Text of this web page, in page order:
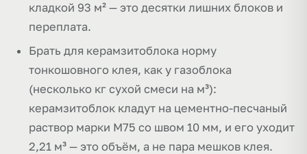
кладкой 93 м² — это десятки лишних блоков и
переплата.
Брать для керамзитоблока норму
тонкошовного клея, как у газоблока
(несколько кг сухой смеси на м³):
керамзитоблок кладут на цементно-песчаный
раствор марки М75 со швом 10 мм, и его уходит
2,21 м³ — это объём, а не пара мешков клея.